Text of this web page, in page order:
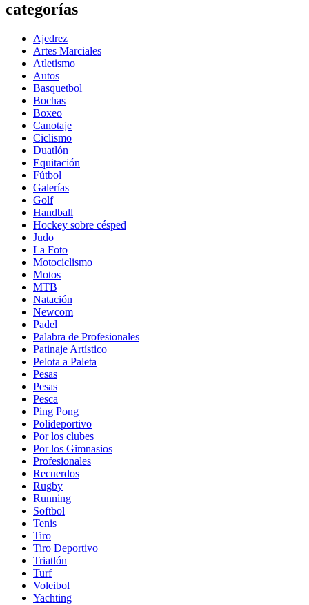
categorías
Ajedrez
Artes Marciales
Atletismo
Autos
Basquetbol
Bochas
Boxeo
Canotaje
Ciclismo
Duatlón
Equitación
Fútbol
Galerías
Golf
Handball
Hockey sobre césped
Judo
La Foto
Motociclismo
Motos
MTB
Natación
Newcom
Padel
Palabra de Profesionales
Patinaje Artístico
Pelota a Paleta
Pesas
Pesas
Pesca
Ping Pong
Polideportivo
Por los clubes
Por los Gimnasios
Profesionales
Recuerdos
Rugby
Running
Softbol
Tenis
Tiro
Tiro Deportivo
Triatlón
Turf
Voleibol
Yachting